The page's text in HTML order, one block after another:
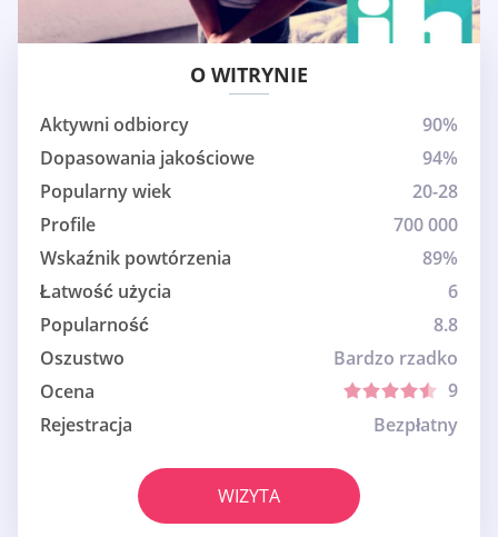
O WITRYNIE
Aktywni odbiorcy
90%
Dopasowania jakościowe
94%
Popularny wiek
20-28
Profile
700 000
Wskaźnik powtórzenia
89%
Łatwość użycia
6
Popularność
8.8
Oszustwo
Bardzo rzadko
Ocena
9
Rejestracja
Bezpłatny
WIZYTA